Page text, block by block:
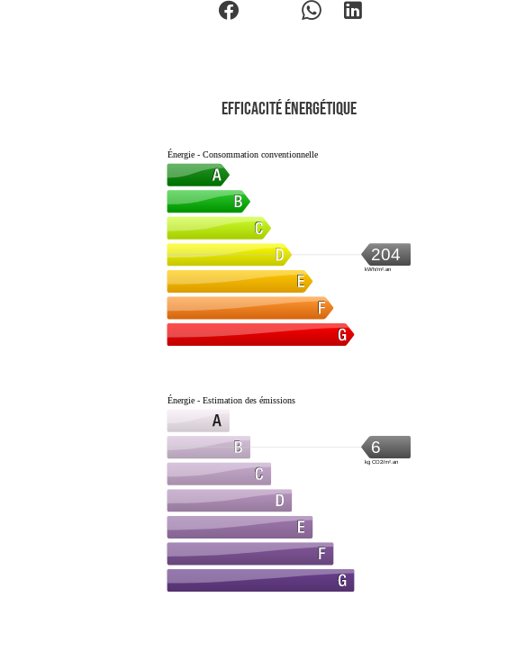
Efficacité énergétique
Énergie - Consommation conventionnelle
204
kWh/m².an
Énergie - Estimation des émissions
6
kg CO2/m².an